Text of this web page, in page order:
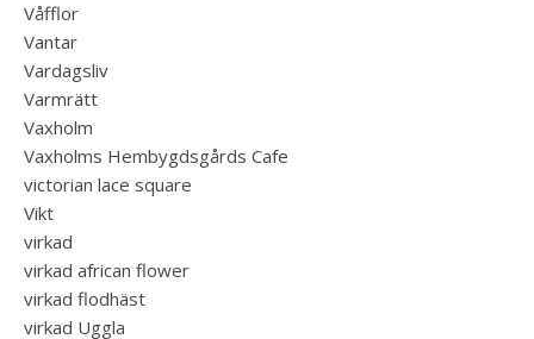
Våfflor
Vantar
Vardagsliv
Varmrätt
Vaxholm
Vaxholms Hembygdsgårds Cafe
victorian lace square
Vikt
virkad
virkad african flower
virkad flodhäst
virkad Uggla